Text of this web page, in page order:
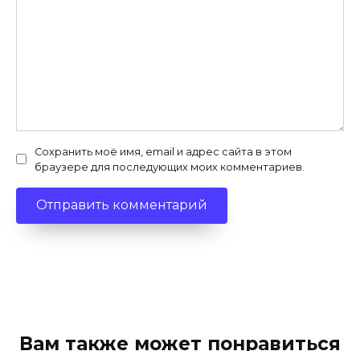
Сохранить моё имя, email и адрес сайта в этом
браузере для последующих моих комментариев.
Вам также может понравиться